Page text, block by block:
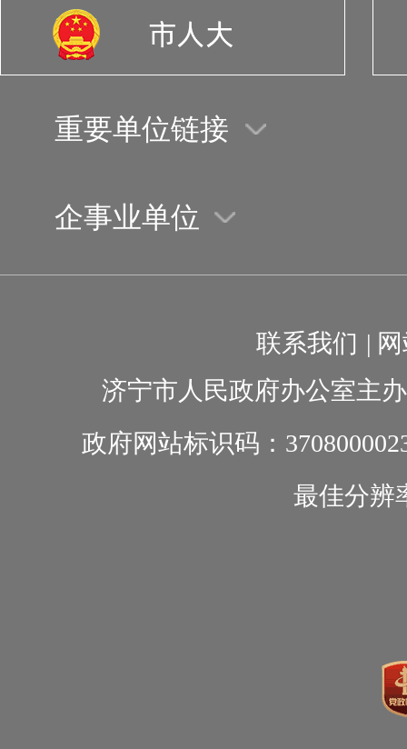
重要单位链接
企事业单位
联系我们 |
济宁市人民政府办公室主
政府网站标识码：
最佳分辨